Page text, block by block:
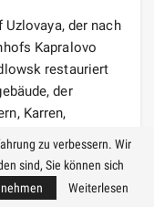
der nach
Kapralovo
restauriert
der
Karren,
ein neues Leben
Operationssaal
medizinischen
zu verbessern. Wir
sind, Sie können sich
Weiterlesen